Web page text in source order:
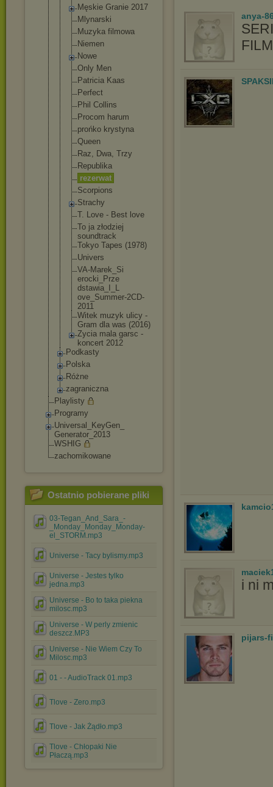
Męskie Granie 2017
Mlynarski
Muzyka filmowa
Niemen
Nowe
Only Men
Patricia Kaas
Perfect
Phil Collins
Procom harum
prońko krystyna
Queen
Raz, Dwa, Trzy
Republika
rezerwat
Scorpions
Strachy
T. Love - Best love
To ja złodziej
soundtrack
Tokyo Tapes (1978)
Univers
VA-Marek_Si
erocki_Prze
dstawia_I_L
ove_Summer-2CD-
2011
Witek muzyk ulicy -
Gram dla was (2016)
Zycia mala garsc -
koncert 2012
Podkasty
Polska
Różne
zagraniczna
Playlisty
Programy
Universal_KeyGen_
Generator_2013
WSHIG
zachomikowane
Ostatnio pobierane pliki
03-Tegan_And_Sara_-
_Monday_Monday_Monday-
el_STORM.mp3
Universe - Tacy bylismy.mp3
Universe - Jestes tylko
jedna.mp3
Universe - Bo to taka piekna
milosc.mp3
Universe - W perly zmienic
deszcz.MP3
Universe - Nie Wiem Czy To
Milosc.mp3
01 - - AudioTrack 01.mp3
Tlove - Zero.mp3
Tlove - Jak Żądło.mp3
Tlove - Chłopaki Nie
Płaczą.mp3
anya-
i ni
pijars-